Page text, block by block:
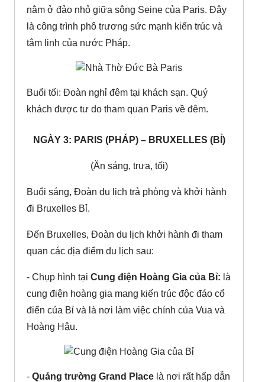
nằm ở đảo nhỏ giữa sông Seine của Paris. Đây
là công trình phô trương sức mạnh kiến trúc và
tâm linh của nước Pháp.
Buổi tối: Đoàn nghỉ đêm tại khách sạn. Quý
khách được tư do tham quan Paris về đêm.
NGÀY 3: PARIS (PHÁP) – BRUXELLES (BỈ)
(Ăn sáng, trưa, tối)
Buổi sáng, Đoàn du lịch trả phòng và khởi hành
đi Bruxelles Bỉ.
Đến Bruxelles, Đoàn du lịch khởi hành đi tham
quan các địa điểm du lịch sau:
- Chụp hình tại Cung điện Hoàng Gia của Bỉ: là
cung điện hoàng gia mang kiến trúc độc đáo cổ
điển của Bỉ và là nơi làm việc chính của Vua và
Hoàng Hậu.
- Quảng trường Grand Place là nơi rất hấp dẫn